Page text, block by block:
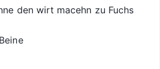
den wirt macehn zu Fuchs